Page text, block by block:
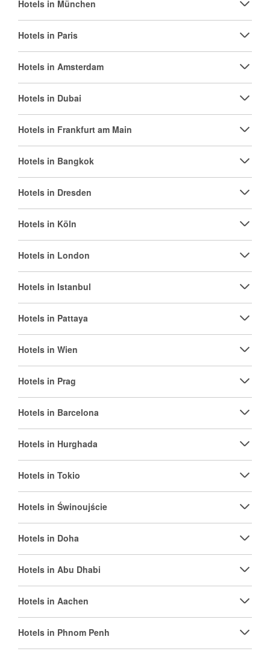
Hotels in München
Hotels in Paris
Hotels in Amsterdam
Hotels in Dubai
Hotels in Frankfurt am Main
Hotels in Bangkok
Hotels in Dresden
Hotels in Köln
Hotels in London
Hotels in Istanbul
Hotels in Pattaya
Hotels in Wien
Hotels in Prag
Hotels in Barcelona
Hotels in Hurghada
Hotels in Tokio
Hotels in Świnoujście
Hotels in Doha
Hotels in Abu Dhabi
Hotels in Aachen
Hotels in Phnom Penh